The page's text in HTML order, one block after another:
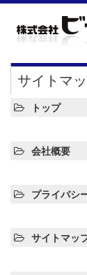
サイトマ
トップ
会社概要
プライバシ
サイトマッ